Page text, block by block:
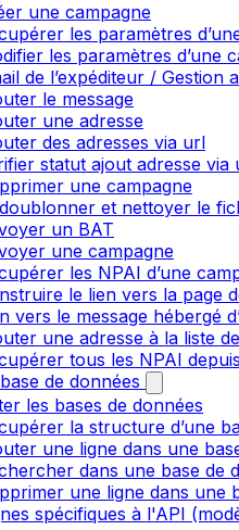
une campagne
les paramètres
les paramètres d’une
de l’expéditeur / Gestion
le message
une adresse
des adresses via url
statut ajout adresse via
une campagne
et nettoyer le
un BAT
une campagne
les NPAI d’une
le lien vers la page
vers le message hébergé
une adresse à la liste
tous les NPAI
de données
les bases de données
la structure d’une
une ligne dans une
dans une base de
une ligne dans une
spécifiques à l'API